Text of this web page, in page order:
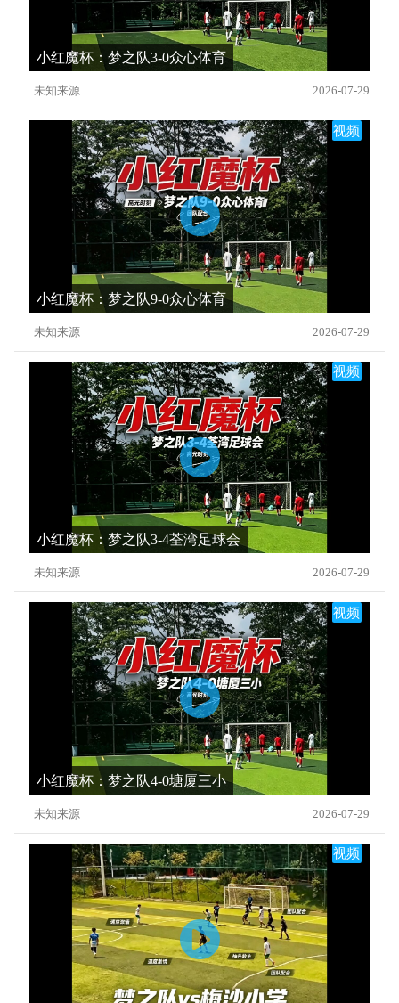
小红魔杯：梦之队3-0众心体育
未知来源 2026-07-29
视频
小红魔杯：梦之队9-0众心体育
未知来源 2026-07-29
视频
小红魔杯：梦之队3-4荃湾足球会
未知来源 2026-07-29
视频
小红魔杯：梦之队4-0塘厦三小
未知来源 2026-07-29
视频